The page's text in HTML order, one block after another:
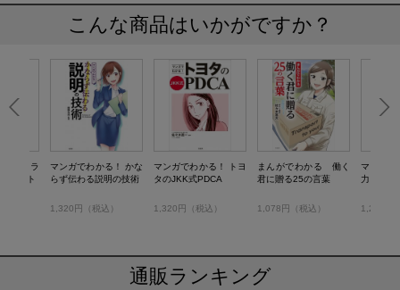
こんな商品はいかがですか？
る ドラ
メント
マンガでわかる！ かな
らず伝わる説明の技術
1,320円（税込）
マンガでわかる！ トヨ
タのJKK式PDCA
1,320円（税込）
まんがでわかる 働く
君に贈る25の言葉
1,078円（税込）
マンガで
力
1,210円
通販ランキング